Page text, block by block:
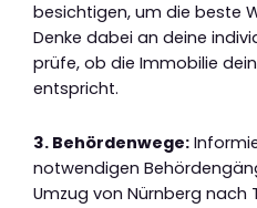
besichtigen, um die beste
Denke dabei an deine
prüfe, ob die Immobilie
entspricht.
3. Behördenwege:
notwendigen
Umzug von Nürnberg nach